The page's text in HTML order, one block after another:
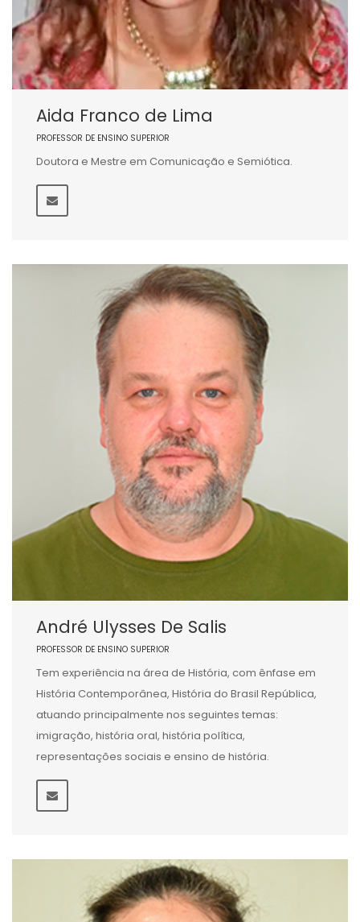
Aida Franco de Lima
PROFESSOR DE ENSINO SUPERIOR
Doutora e Mestre em Comunicação e Semiótica.
André Ulysses De Salis
PROFESSOR DE ENSINO SUPERIOR
Tem experiência na área de História, com ênfase em
História Contemporânea, História do Brasil República,
atuando principalmente nos seguintes temas:
imigração, história oral, história política,
representações sociais e ensino de história.